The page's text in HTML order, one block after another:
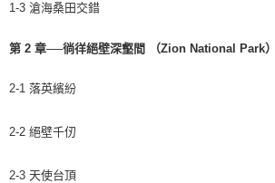
1-3 滄海桑田交錯
第 2 章──徜徉絕壁深壑間 （Zion National Park）
2-1 落英繽紛
2-2 絕壁千仞
2-3 天使台頂